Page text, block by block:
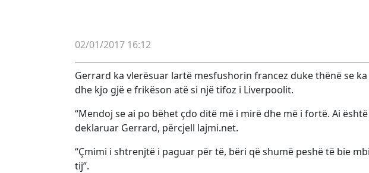
02/01/2017 16:12
Gerrard ka vlerësuar lartë mesfushorin francez duke thënë se
dhe kjo gjë e frikëson atë si një tifoz i Liverpoolit.
“Mendoj se ai po bëhet çdo ditë më i mirë dhe më i fortë. Ai
deklaruar Gerrard, përcjell lajmi.net.
“Çmimi i shtrenjtë i paguar për të, bëri që shumë peshë të bie
tij”.